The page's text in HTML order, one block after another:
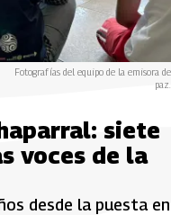
Fotografías del equipo de la emisora de
paz.
siete
voces de la
desde la puesta en